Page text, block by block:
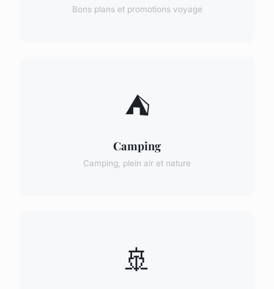
Bons plans et promotions voyage
⛺
Camping
Camping, plein air et nature
🚢